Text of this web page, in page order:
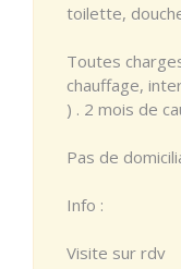
toilette,
Toutes
chauffage,
) . 2 mois de
Pas de
Info :
Visite sur rdv